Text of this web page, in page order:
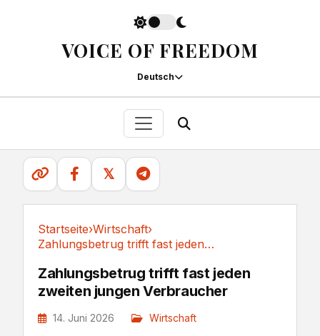
VOICE OF FREEDOM
Deutsch
𝕏
Startseite›Wirtschaft›
Zahlungsbetrug trifft fast jeden zweiten...
Zahlungsbetrug trifft fast jeden
zweiten jungen Verbraucher
14. Juni 2026 Wirtschaft